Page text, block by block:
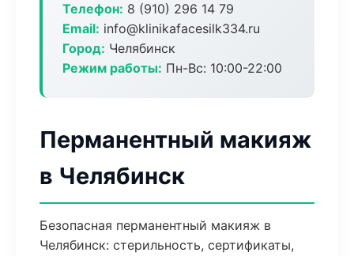
Телефон: 8 (910) 296 14 79
Email: info@klinikafacesilk334.ru
Город: Челябинск
Режим работы: Пн-Вс: 10:00-22:00
Перманентный макияж
в Челябинск
Безопасная перманентный макияж в
Челябинск: стерильность, сертификаты,